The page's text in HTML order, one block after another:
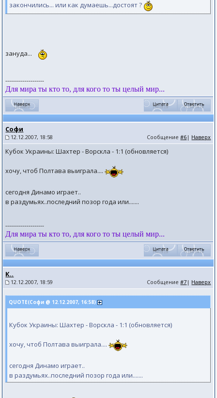
закончились... или как думаешь...достоят ?
зануда...
--------------------
Для мира ты кто то, для кого то ты целый мир...
Софи
12.12.2007, 18:58 Сообщение#6 | Наверх
Кубок Украины: Шахтер - Ворскла - 1:1 (обновляется)
хочу, чтоб Полтава выиграла....
сегодня Динамо играет..
в раздумьях..последний позор года или.......
--------------------
Для мира ты кто то, для кого то ты целый мир...
К..
12.12.2007, 18:59 Сообщение#7 | Наверх
QUOTE(Софи @ 12.12.2007, 16:58)
Кубок Украины: Шахтер - Ворскла - 1:1 (обновляется)
хочу, чтоб Полтава выиграла....
сегодня Динамо играет..
в раздумьях..последний позор года или.......